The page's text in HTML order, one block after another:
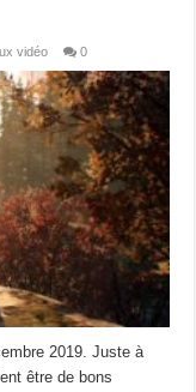
vidéo 0
2019. Juste à
être de bons